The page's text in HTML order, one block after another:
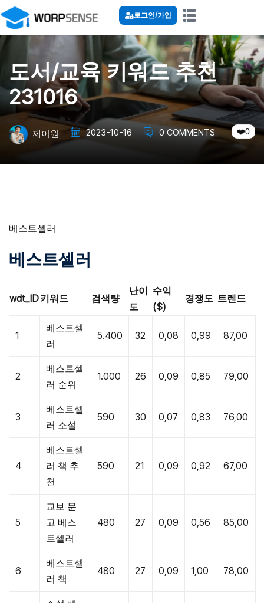
로그인/가입
도서/교육 키워드 추천
231016
제이원 2023-10-16 0 COMMENTS 0
베스트셀러
베스트셀러
wdt_ID키워드 검색량
난이
도
수익
($)
경쟁도 트렌드
1
베스트셀
러
5.400 32 0,08 0,99 87,00
2
베스트셀
러 순위
1.000 26 0,09 0,85 79,00
3
베스트셀
러 소설
590 30 0,07 0,83 76,00
4
베스트셀
러 책 추
천
590 21 0,09 0,92 67,00
5
교보 문
고 베스
트셀러
480 27 0,09 0,56 85,00
6
베스트셀
러 책
480 27 0,09 1,00 78,00